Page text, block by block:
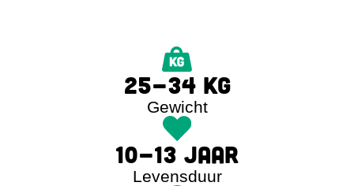
25-34 KG
Gewicht
10-13 JAAR
Levensduur